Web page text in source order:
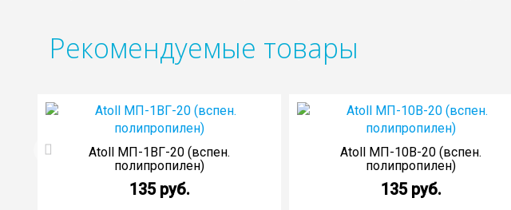
Рекомендуемые товары
Atoll МП-1ВГ-20 (вспен.
полипропилен)
135 руб.
Atoll МП-10В-20 (вспен.
полипропилен)
135 руб.